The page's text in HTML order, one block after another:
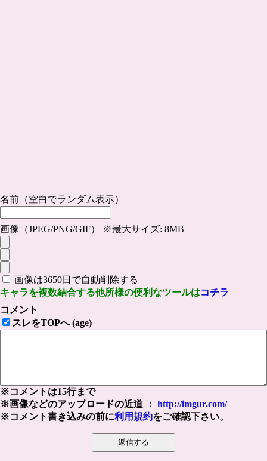
名前（空白でランダム表示）
画像（JPEG/PNG/GIF） ※最大サイズ: 8MB
画像は3650日で自動削除する
キャラを複数結合する他所様の便利なツールはコチラ
コメント
スレをTOPへ (age)
※コメントは15行まで
※画像などのアップロードの近道 ： http://imgur.com/
※コメント書き込みの前に利用規約をご確認下さい。